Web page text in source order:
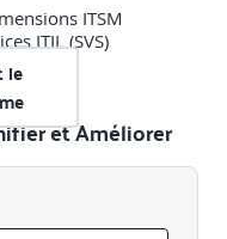
ITSM
ITIL (SVS)
et Améliorer
le